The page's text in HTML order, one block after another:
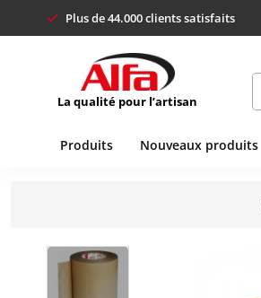
Plus de 44.000 clients satisfaits
La qualité pour l’artisan
Produits Nouveaux produits